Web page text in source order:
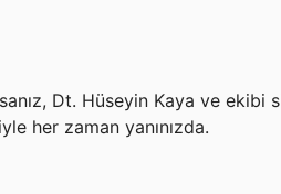
Dt. Hüseyin Kaya ve ekibi
her zaman yanınızda.